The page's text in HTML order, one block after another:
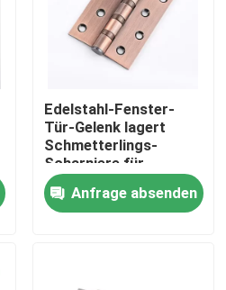
Edelstahl-Fenster-
Tür-Gelenk lagert
Schmetterlings-
Scharniere für
Hochleistungsholztüren
schwenkbar
Anfrage absenden